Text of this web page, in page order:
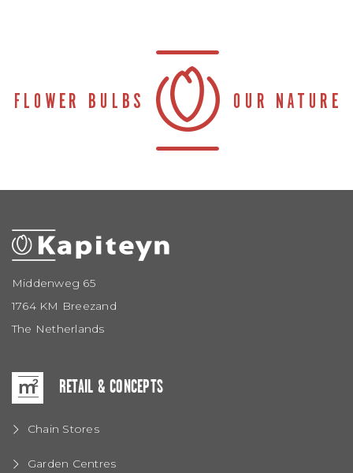
Middenweg 65
1764 KM Breezand
The Netherlands
RETAIL & CONCEPTS
Chain Stores
Garden Centres